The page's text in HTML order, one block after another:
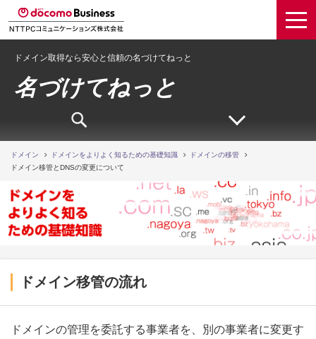
ドメイン取得なら安心と信頼の名づけてねっと
名づけてねっと
ドメイン ドメインをよりよく知るための基礎知識
ドメインの移管
ドメイン移管とDNSの変更について
ドメイン移管の流れ
ドメインの管理を委託する事業者を、別の事業者に変更す